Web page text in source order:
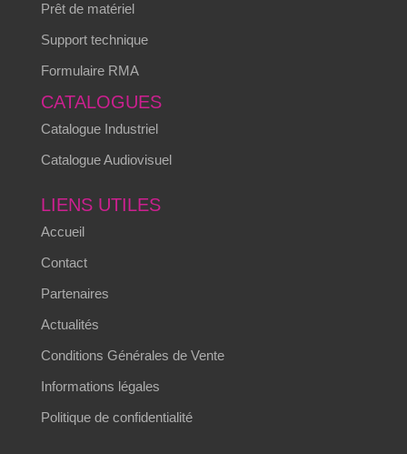
Prêt de matériel
Support technique
Formulaire RMA
CATALOGUES
Catalogue Industriel
Catalogue Audiovisuel
LIENS UTILES
Accueil
Contact
Partenaires
Actualités
Conditions Générales de Vente
Informations légales
Politique de confidentialité